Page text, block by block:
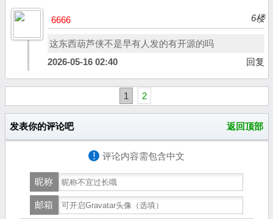
6666 6楼
这东西葫芦侠不是早有人发的有开源的吗
2026-05-16 02:40
回复
1 2
发表你的评论吧 返回顶部
! 评论内容需包含中文
昵称
邮箱